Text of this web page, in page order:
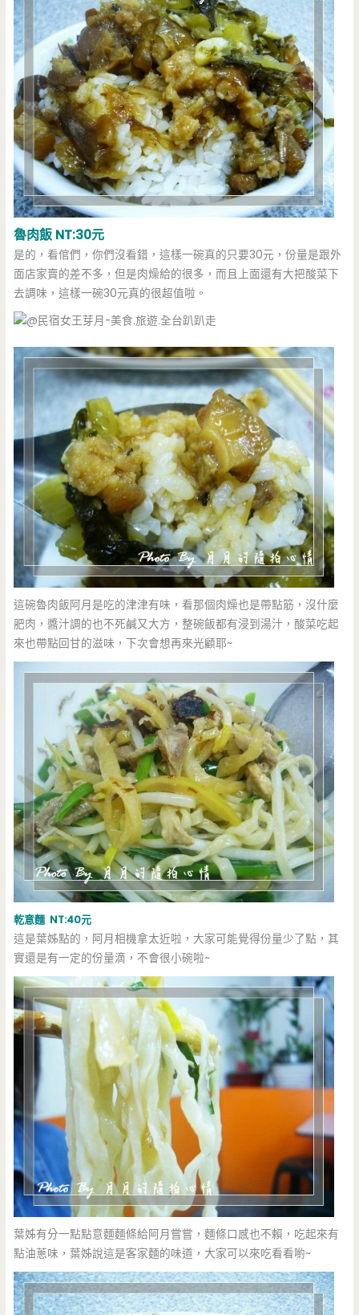
魯肉飯 NT:30元
是的，看倌們，你們沒看錯，這樣一碗真的只要30元，份量是跟外
面店家賣的差不多，但是肉燥給的很多，而且上面還有大把酸菜下
去調味，這樣一碗30元真的很超值啦。
這碗魯肉飯阿月是吃的津津有味，看那個肉燥也是帶點筋，沒什麼
肥肉，醬汁調的也不死鹹又大方，整碗飯都有浸到湯汁，酸菜吃起
來也帶點回甘的滋味，下次會想再來光顧耶~
乾意麵 NT:40元
這是葉姊點的，阿月相機拿太近啦，大家可能覺得份量少了點，其
實還是有一定的份量滴，不會很小碗啦~
葉姊有分一點點意麵麵條給阿月嘗嘗，麵條口感也不賴，吃起來有
點油蔥味，葉姊說這是客家麵的味道，大家可以來吃看看喲~